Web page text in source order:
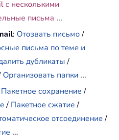
с несколькими
письма ...
: Отозвать письмо/
письма по теме и
дубликаты/
Организовать папки ...
Пакетное сохранение/
/ Пакетное сжатие/
отсоединение/
...